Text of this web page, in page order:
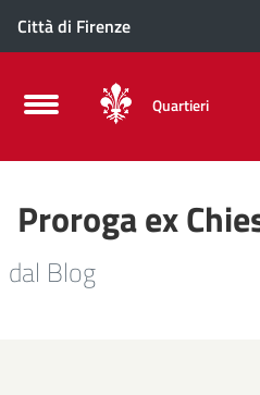
Città di Firenze
Quartieri
Proroga ex
dal Blog